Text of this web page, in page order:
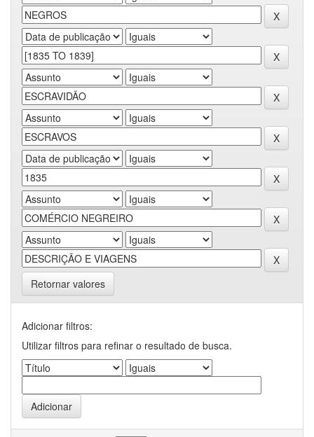
Retornar valores
Adicionar filtros:
Utilizar filtros para refinar o resultado de busca.